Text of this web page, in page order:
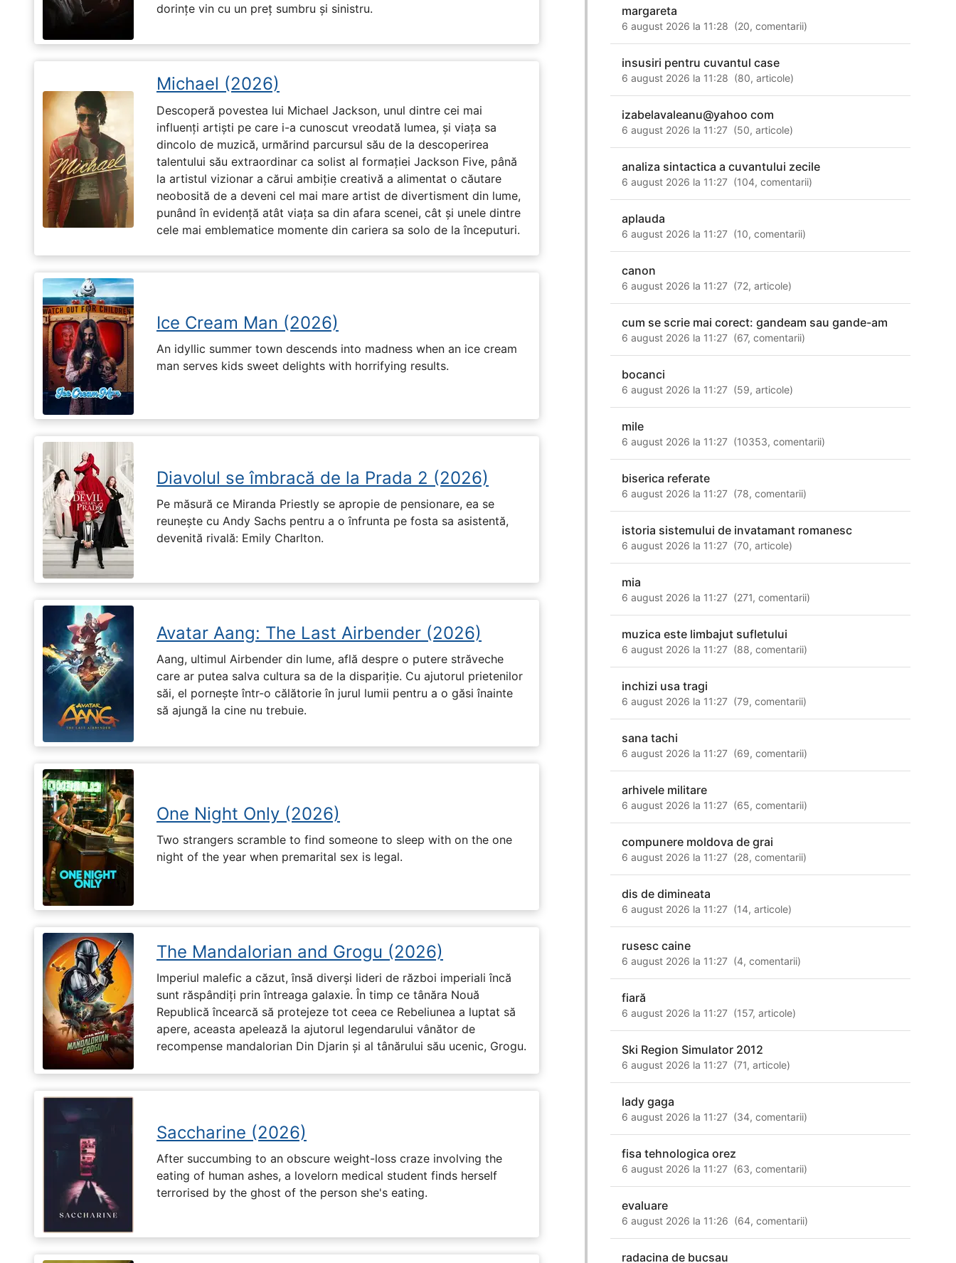
dorințe vin cu un preț sumbru și sinistru.
Michael (2026)
Descoperă povestea lui Michael Jackson, unul dintre cei mai
influenți artiști pe care i-a cunoscut vreodată lumea, și viața sa
dincolo de muzică, urmărind parcursul său de la descoperirea
talentului său extraordinar ca solist al formației Jackson Five, până
la artistul vizionar a cărui ambiție creativă a alimentat o căutare
neobosită de a deveni cel mai mare artist de divertisment din lume,
punând în evidență atât viața sa din afara scenei, cât și unele dintre
cele mai emblematice momente din cariera sa solo de la începuturi.
Ice Cream Man (2026)
An idyllic summer town descends into madness when an ice cream
man serves kids sweet delights with horrifying results.
Diavolul se îmbracă de la Prada 2 (2026)
Pe măsură ce Miranda Priestly se apropie de pensionare, ea se
reunește cu Andy Sachs pentru a o înfrunta pe fosta sa asistentă,
devenită rivală: Emily Charlton.
Avatar Aang: The Last Airbender (2026)
Aang, ultimul Airbender din lume, află despre o putere străveche
care ar putea salva cultura sa de la dispariție. Cu ajutorul prietenilor
săi, el pornește într-o călătorie în jurul lumii pentru a o găsi înainte
să ajungă la cine nu trebuie.
One Night Only (2026)
Two strangers scramble to find someone to sleep with on the one
night of the year when premarital sex is legal.
The Mandalorian and Grogu (2026)
Imperiul malefic a căzut, însă diverși lideri de război imperiali încă
sunt răspândiți prin întreaga galaxie. În timp ce tânăra Nouă
Republică încearcă să protejeze tot ceea ce Rebeliunea a luptat să
apere, aceasta apelează la ajutorul legendarului vânător de
recompense mandalorian Din Djarin și al tânărului său ucenic, Grogu.
Saccharine (2026)
After succumbing to an obscure weight-loss craze involving the
eating of human ashes, a lovelorn medical student finds herself
terrorised by the ghost of the person she's eating.
margareta
6 august 2026 la 11:28 (20,comentarii)
insusiri pentru cuvantul case
6 august 2026 la 11:28 (80,articole)
izabelavaleanu@yahoo com
6 august 2026 la 11:27 (50,articole)
analiza sintactica a cuvantului zecile
6 august 2026 la 11:27 (104,comentarii)
aplauda
6 august 2026 la 11:27 (10,comentarii)
canon
6 august 2026 la 11:27 (72,articole)
cum se scrie mai corect: gandeam sau gande-am
6 august 2026 la 11:27 (67,comentarii)
bocanci
6 august 2026 la 11:27 (59,articole)
mile
6 august 2026 la 11:27 (10353,comentarii)
biserica referate
6 august 2026 la 11:27 (78,comentarii)
istoria sistemului de invatamant romanesc
6 august 2026 la 11:27 (70,articole)
mia
6 august 2026 la 11:27 (271,comentarii)
muzica este limbajut sufletului
6 august 2026 la 11:27 (88,comentarii)
inchizi usa tragi
6 august 2026 la 11:27 (79,comentarii)
sana tachi
6 august 2026 la 11:27 (69,comentarii)
arhivele militare
6 august 2026 la 11:27 (65,comentarii)
compunere moldova de grai
6 august 2026 la 11:27 (28,comentarii)
dis de dimineata
6 august 2026 la 11:27 (14,articole)
rusesc caine
6 august 2026 la 11:27 (4,comentarii)
fiară
6 august 2026 la 11:27 (157,articole)
Ski Region Simulator 2012
6 august 2026 la 11:27 (71,articole)
lady gaga
6 august 2026 la 11:27 (34,comentarii)
fisa tehnologica orez
6 august 2026 la 11:27 (63,comentarii)
evaluare
6 august 2026 la 11:26 (64,comentarii)
radacina de bucsau